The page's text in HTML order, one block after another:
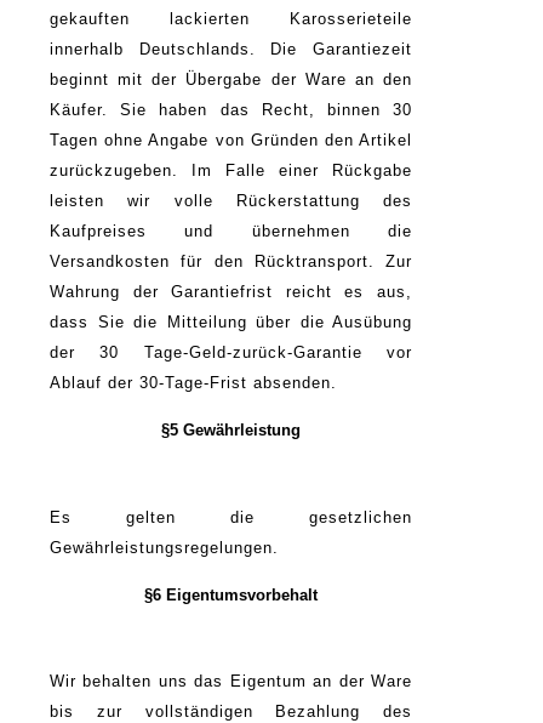
gekauften lackierten Karosserieteile
innerhalb Deutschlands. Die Garantiezeit
beginnt mit der Übergabe der Ware an den
Käufer. Sie haben das Recht, binnen 30
Tagen ohne Angabe von Gründen den Artikel
zurückzugeben. Im Falle einer Rückgabe
leisten wir volle Rückerstattung des
Kaufpreises und übernehmen die
Versandkosten für den Rücktransport. Zur
Wahrung der Garantiefrist reicht es aus,
dass Sie die Mitteilung über die Ausübung
der 30 Tage-Geld-zurück-Garantie vor
Ablauf der 30-Tage-Frist absenden.
§5 Gewährleistung
Es gelten die gesetzlichen
Gewährleistungsregelungen.
§6 Eigentumsvorbehalt
Wir behalten uns das Eigentum an der Ware
bis zur vollständigen Bezahlung des